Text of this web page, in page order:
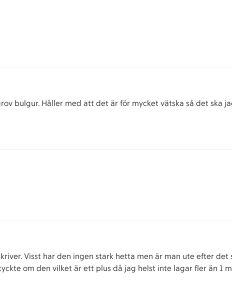
bulgur. Håller med att det är för mycket vätska så det ska
Visst har den ingen stark hetta men är man ute efter det
om den vilket är ett plus då jag helst inte lagar fler än 1